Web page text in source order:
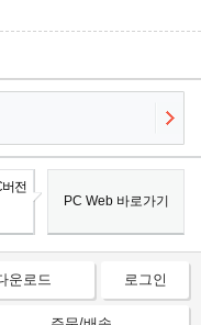
버전
PC Web 바로가기
운로드 로그인